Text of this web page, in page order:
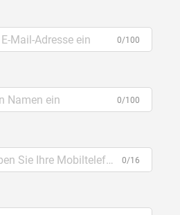
0/100
0/100
0/16